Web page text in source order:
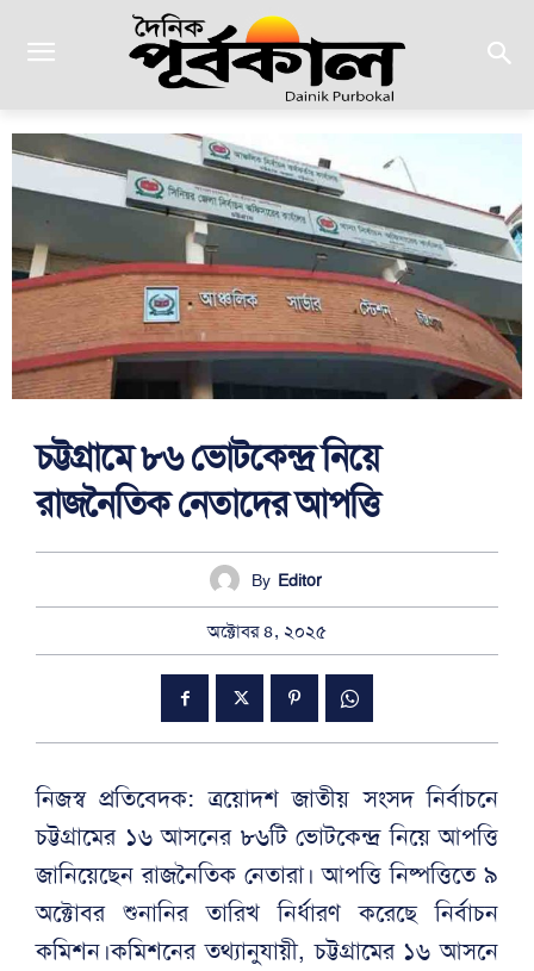
চট্টগ্রামে ৮৬ ভোটকেন্দ্র নিয়ে
রাজনৈতিক নেতাদের আপত্তি
By Editor
অক্টোবর ৪, ২০২৫
নিজস্ব প্রতিবেদক: ত্রয়োদশ জাতীয় সংসদ নির্বাচনে
চট্টগ্রামের ১৬ আসনের ৮৬টি ভোটকেন্দ্র নিয়ে আপত্তি
জানিয়েছেন রাজনৈতিক নেতারা। আপত্তি নিষ্পত্তিতে ৯
অক্টোবর শুনানির তারিখ নির্ধারণ করেছে নির্বাচন
কমিশন।কমিশনের তথ্যানুযায়ী, চট্টগ্রামের ১৬ আসনে